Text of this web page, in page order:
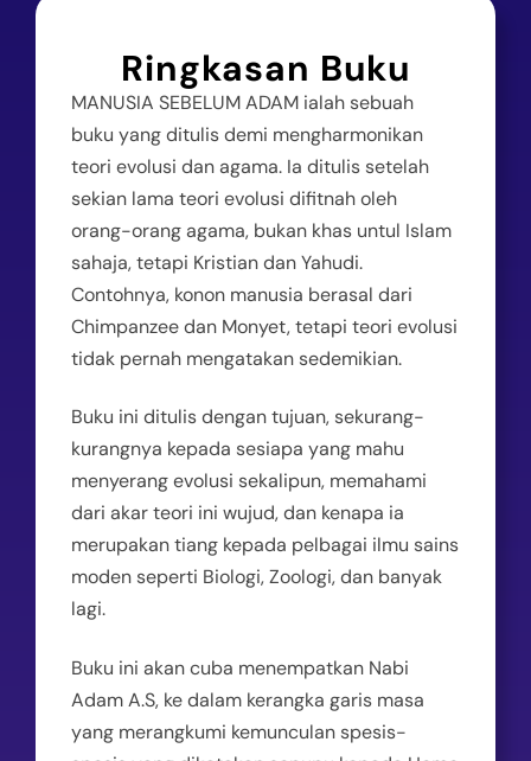
Ringkasan Buku
MANUSIA SEBELUM ADAM ialah sebuah
buku yang ditulis demi mengharmonikan
teori evolusi dan agama. Ia ditulis setelah
sekian lama teori evolusi difitnah oleh
orang-orang agama, bukan khas untul Islam
sahaja, tetapi Kristian dan Yahudi.
Contohnya, konon manusia berasal dari
Chimpanzee dan Monyet, tetapi teori evolusi
tidak pernah mengatakan sedemikian.
Buku ini ditulis dengan tujuan, sekurang-
kurangnya kepada sesiapa yang mahu
menyerang evolusi sekalipun, memahami
dari akar teori ini wujud, dan kenapa ia
merupakan tiang kepada pelbagai ilmu sains
moden seperti Biologi, Zoologi, dan banyak
lagi.
Buku ini akan cuba menempatkan Nabi
Adam A.S, ke dalam kerangka garis masa
yang merangkumi kemunculan spesis-